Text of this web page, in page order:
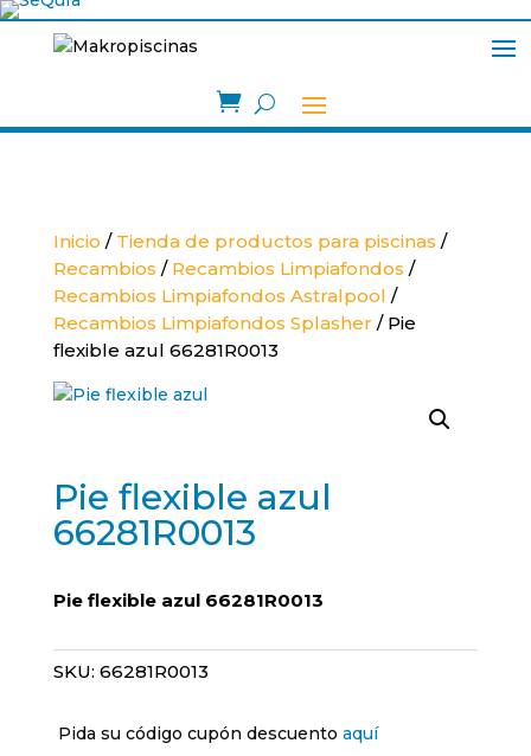

Inicio / Tienda de productos para piscinas /
Recambios / Recambios Limpiafondos /
Recambios Limpiafondos Astralpool /
Recambios Limpiafondos Splasher / Pie
flexible azul 66281R0013
Pie flexible azul
66281R0013
Pie flexible azul 66281R0013
SKU: 66281R0013
Pida su código cupón descuento aquí